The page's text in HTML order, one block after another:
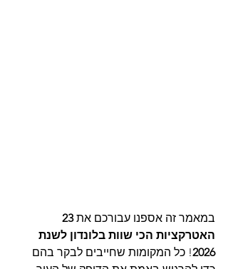
במאמר זה אספנו עבורכם את
האטרקציות הכי שוות בלונדון לשנת
2026! כל המקומות שחייבים לבקר בהם